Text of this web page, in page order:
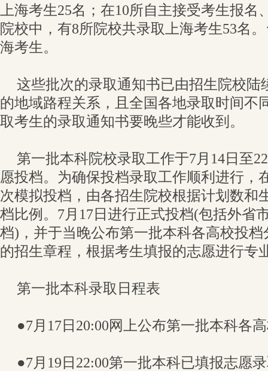
上海考生25名；在10所自主接受考生报
院校中，有8所院校共录取上海考生53名
海考生。
这些批次的录取通知书已由招生院校陆
的地域路程关系，且全国各地录取时间不
取考生的录取通知书要晚些才能收到。
第一批本科院校录取工作于7月14日至
愿投档。为确保投档录取工作顺利进行，
次模拟投档，由各招生院校根据计划数和
档比例。7月17日进行正式投档(包括外省
档)，并于当晚公布第一批本科各高校投
的招生章程，根据考生填报的志愿进行专
第一批本科录取日程表
●7月17日20:00网上公布第一批本科各
●7月19日22:00第一批本科已填报志愿